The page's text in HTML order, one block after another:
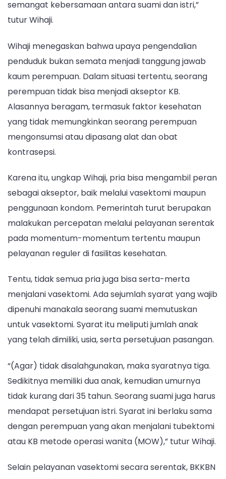
semangat kebersamaan antara suami dan istri,”
tutur Wihaji.
Wihaji menegaskan bahwa upaya pengendalian
penduduk bukan semata menjadi tanggung jawab
kaum perempuan. Dalam situasi tertentu, seorang
perempuan tidak bisa menjadi akseptor KB.
Alasannya beragam, termasuk faktor kesehatan
yang tidak memungkinkan seorang perempuan
mengonsumsi atau dipasang alat dan obat
kontrasepsi.
Karena itu, ungkap Wihaji, pria bisa mengambil peran
sebagai akseptor, baik melalui vasektomi maupun
penggunaan kondom. Pemerintah turut berupakan
malakukan percepatan melalui pelayanan serentak
pada momentum-momentum tertentu maupun
pelayanan reguler di fasilitas kesehatan.
Tentu, tidak semua pria juga bisa serta-merta
menjalani vasektomi. Ada sejumlah syarat yang wajib
dipenuhi manakala seorang suami memutuskan
untuk vasektomi. Syarat itu meliputi jumlah anak
yang telah dimiliki, usia, serta persetujuan pasangan.
“(Agar) tidak disalahgunakan, maka syaratnya tiga.
Sedikitnya memiliki dua anak, kemudian umurnya
tidak kurang dari 35 tahun. Seorang suami juga harus
mendapat persetujuan istri. Syarat ini berlaku sama
dengan perempuan yang akan menjalani tubektomi
atau KB metode operasi wanita (MOW),” tutur Wihaji.
Selain pelayanan vasektomi secara serentak, BKKBN